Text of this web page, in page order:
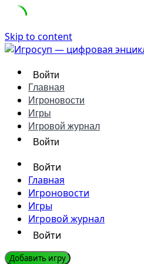
Skip to content
Войти
Главная
Игроновости
Игры
Игровой журнал
Войти
Войти
Главная
Игроновости
Игры
Игровой журнал
Войти
Добавить игру